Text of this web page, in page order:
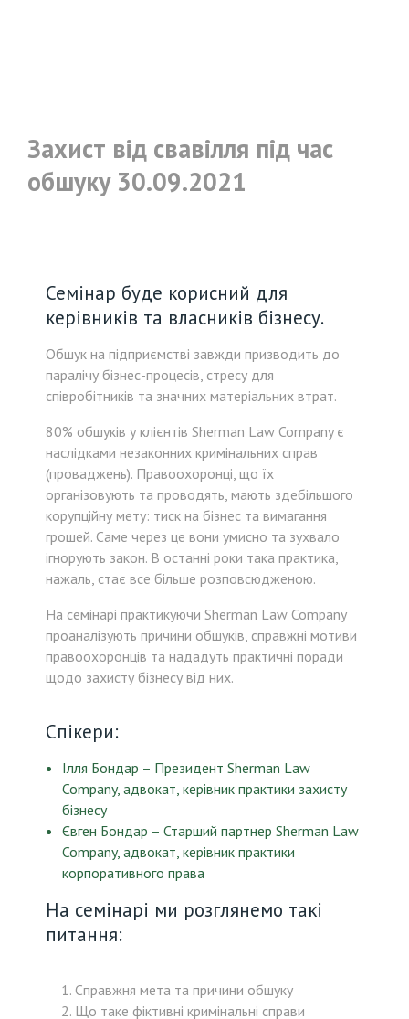
Захист від свавілля під час
обшуку 30.09.2021
Семінар буде корисний для
керівників та власників бізнесу.
Обшук на підприємстві завжди призводить до
паралічу бізнес-процесів, стресу для
співробітників та значних матеріальних втрат.
80% обшуків у клієнтів Sherman Law Company є
наслідками незаконних кримінальних справ
(проваджень). Правоохоронці, що їх
організовують та проводять, мають здебільшого
корупційну мету: тиск на бізнес та вимагання
грошей. Саме через це вони умисно та зухвало
ігнорують закон. В останні роки така практика,
нажаль, стає все більше розповсюдженою.
На семінарі практикуючи Sherman Law Company
проаналізують причини обшуків, справжні мотиви
правоохоронців та нададуть практичні поради
щодо захисту бізнесу від них.
Спікери:
Ілля Бондар – Президент Sherman Law
Company, адвокат, керівник практики захисту
бізнесу
Євген Бондар – Старший партнер Sherman Law
Company, адвокат, керівник практики
корпоративного права
На семінарі ми розглянемо такі
питання:
Справжня мета та причини обшуку
Що таке фіктивні кримінальні справи